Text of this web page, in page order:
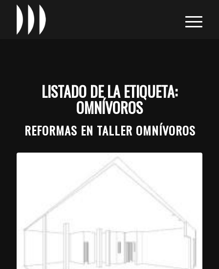
LISTADO DE LA ETIQUETA:
OMNÍVOROS
REFORMAS EN TALLER OMNÍVOROS